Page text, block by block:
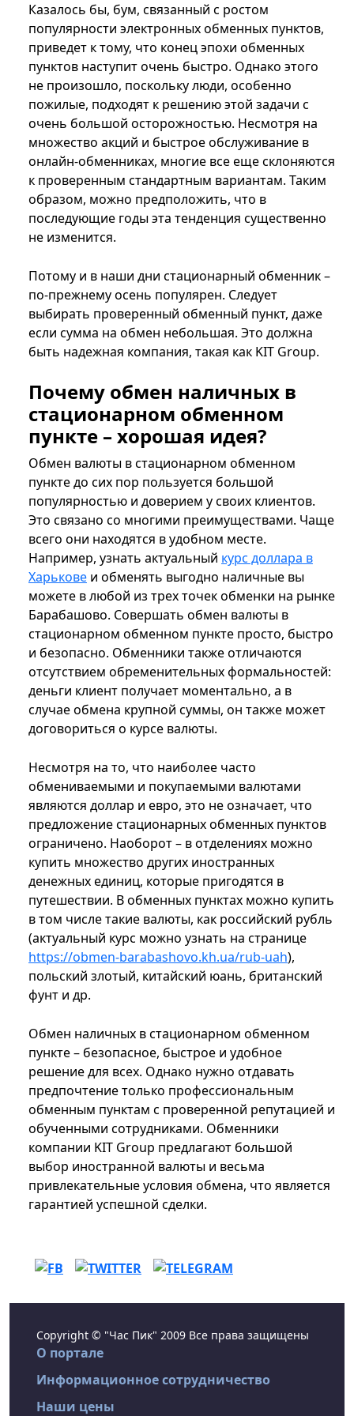
Казалось бы, бум, связанный с ростом
популярности электронных обменных пунктов,
приведет к тому, что конец эпохи обменных
пунктов наступит очень быстро. Однако этого
не произошло, поскольку люди, особенно
пожилые, подходят к решению этой задачи с
очень большой осторожностью. Несмотря на
множество акций и быстрое обслуживание в
онлайн-обменниках, многие все еще склоняются
к проверенным стандартным вариантам. Таким
образом, можно предположить, что в
последующие годы эта тенденция существенно
не изменится.
Потому и в наши дни стационарный обменник –
по-прежнему осень популярен. Следует
выбирать проверенный обменный пункт, даже
если сумма на обмен небольшая. Это должна
быть надежная компания, такая как KIT Group.
Почему обмен наличных в
стационарном обменном
пункте – хорошая идея?
Обмен валюты в стационарном обменном
пункте до сих пор пользуется большой
популярностью и доверием у своих клиентов.
Это связано со многими преимуществами. Чаще
всего они находятся в удобном месте.
Например, узнать актуальный курс доллара в
Харькове и обменять выгодно наличные вы
можете в любой из трех точек обменки на рынке
Барабашово. Совершать обмен валюты в
стационарном обменном пункте просто, быстро
и безопасно. Обменники также отличаются
отсутствием обременительных формальностей:
деньги клиент получает моментально, а в
случае обмена крупной суммы, он также может
договориться о курсе валюты.
Несмотря на то, что наиболее часто
обмениваемыми и покупаемыми валютами
являются доллар и евро, это не означает, что
предложение стационарных обменных пунктов
ограничено. Наоборот – в отделениях можно
купить множество других иностранных
денежных единиц, которые пригодятся в
путешествии. В обменных пунктах можно купить
в том числе такие валюты, как российский рубль
(актуальный курс можно узнать на странице
https://obmen-barabashovo.kh.ua/rub-uah),
польский злотый, китайский юань, британский
фунт и др.
Обмен наличных в стационарном обменном
пункте – безопасное, быстрое и удобное
решение для всех. Однако нужно отдавать
предпочтение только профессиональным
обменным пунктам с проверенной репутацией и
обученными сотрудниками. Обменники
компании KIT Group предлагают большой
выбор иностранной валюты и весьма
привлекательные условия обмена, что является
гарантией успешной сделки.
Copyright © "Час Пик" 2009 Все права защищены
О портале
Информационное сотрудничество
Наши цены